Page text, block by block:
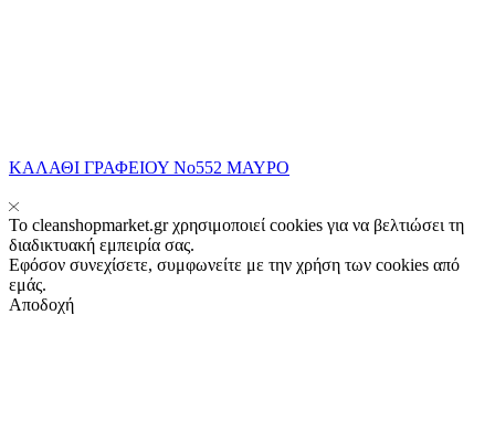
ΚΑΛΑΘΙ ΓΡΑΦΕΙΟΥ Νο552 ΜΑΥΡΟ
Το cleanshopmarket.gr χρησιμοποιεί cookies για να βελτιώσει τη
διαδικτυακή εμπειρία σας.
Εφόσον συνεχίσετε, συμφωνείτε με την χρήση των cookies από
εμάς.
Αποδοχή